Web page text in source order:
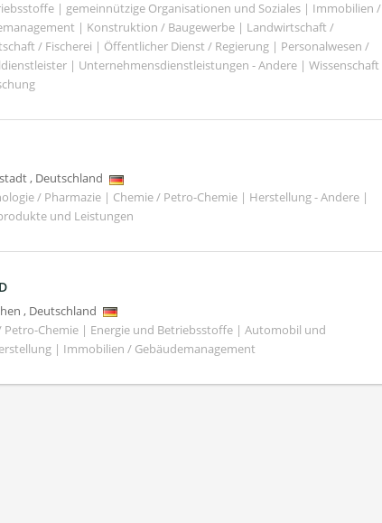
| gemeinnützige Organisationen und Soziales | Immobilien /
| Konstruktion / Baugewerbe | Landwirtschaft /
/ Fischerei | Öffentlicher Dienst / Regierung | Personalwesen /
| Unternehmensdienstleistungen - Andere | Wissenschaft
, Deutschland
/ Pharmazie | Chemie / Petro-Chemie | Herstellung - Andere |
und Leistungen
, Deutschland
Petro-Chemie | Energie und Betriebsstoffe | Automobil und
| Immobilien / Gebäudemanagement